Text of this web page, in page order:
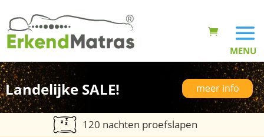
Landelijke SALE! meer info
120 nachten proefslapen